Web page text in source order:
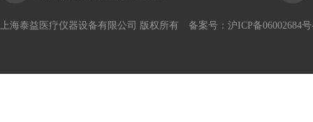
上海泰益医疗仪器设备有限公司 版权所有 备案号： 沪ICP备06002684